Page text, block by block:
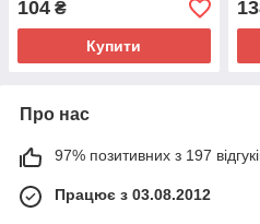
104 ₴
Купити
Про нас
97% позитивних з 197
Працює з 03.08.2012